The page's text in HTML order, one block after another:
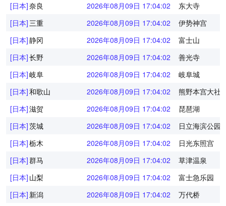
[日本]奈良 2026年08月09日 17:04:02
东大寺
[日本]三重 2026年08月09日 17:04:02
伊势神宫
[日本]静冈 2026年08月09日 17:04:02
富士山
[日本]长野 2026年08月09日 17:04:02
善光寺
[日本]岐阜 2026年08月09日 17:04:02
岐阜城
[日本]和歌山 2026年08月09日 17:04:02
熊野本宫大社
[日本]滋贺 2026年08月09日 17:04:02
琵琶湖
[日本]茨城 2026年08月09日 17:04:02
日立海滨公园
[日本]栃木 2026年08月09日 17:04:02
日光东照宫
[日本]群马 2026年08月09日 17:04:02
草津温泉
[日本] 山梨 2026年08月09日 17:04:02
富士急乐园
[日本] 新潟 2026年08月09日 17:04:02
万代桥